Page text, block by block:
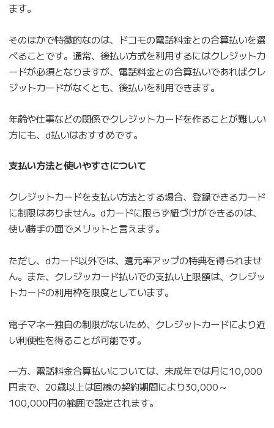
ます。
そのほかで特徴的なのは、ドコモの電話料金との合算払いを選
べることです。通常、後払い方式を利用するにはクレジットカ
ードが必須となりますが、電話料金との合算払いであればクレ
ジットカードがなくとも、後払いを利用できます。
年齢や仕事などの関係でクレジットカードを作ることが難しい
方にも、d払いはおすすめです。
支払い方法と使いやすさについて
クレジットカードを支払い方法とする場合、登録できるカード
に制限はありません。dカードに限らず紐づけができるのは、
使い勝手の面でメリットと言えます。
ただし、dカード以外では、還元率アップの特典を得られませ
ん。また、クレジッカード払いでの支払い上限額は、クレジッ
トカードの利用枠を限度としています。
電子マネー独自の制限がないため、クレジットカードにより近
い利便性を得ることが可能です。
一方、電話料金合算払いについては、未成年では月に10,000
円まで、20歳以上は回線の契約期間により30,000～
100,000円の範囲で設定されます。